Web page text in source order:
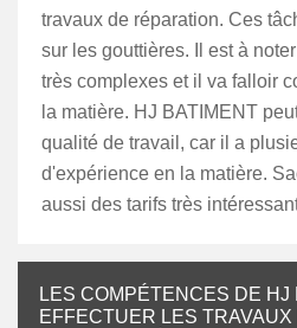
travaux de réparation. Ces
sur les gouttières. Il est à
très complexes et il va falloir
la matière. HJ BATIMENT
qualité de travail, car il a
d'expérience en la matière.
aussi des tarifs très
LES COMPÉTENCES DE HJ
EFFECTUER LES TRAVAUX